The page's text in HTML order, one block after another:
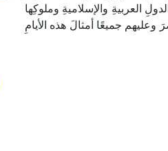
العربيةِ والإسلاميةِ وملوكِها
جميعًا أمثالَ هذه الأيامِ